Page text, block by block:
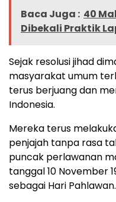
Baca Juga : 40
Dibekali Praktik
Sejak resolusi jihad
masyarakat umum
terus berjuang dan
Indonesia.
Mereka terus
penjajah tanpa rasa
puncak perlawanan
tanggal 10 November
sebagai Hari Pahlawan.